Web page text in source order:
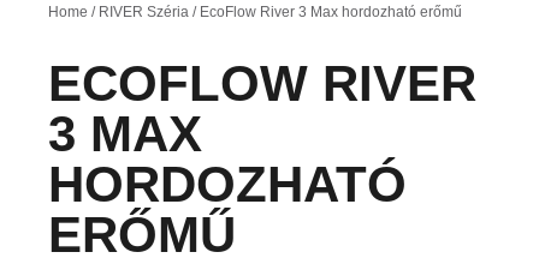
Home / RIVER Széria / EcoFlow River 3 Max hordozható erőmű
ECOFLOW RIVER
3 MAX
HORDOZHATÓ
ERŐMŰ